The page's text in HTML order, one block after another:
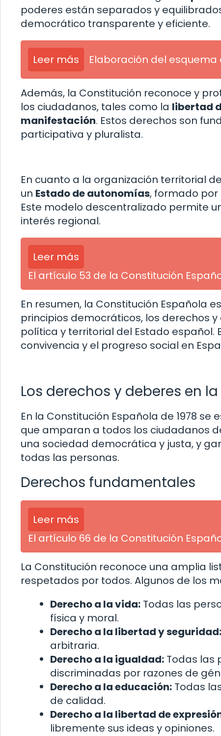
poderes están separados y
democrático transparente y eficiente.
Leer más Elaboración del
Además, la Constitución reconoce y
los ciudadanos, tales como la libertad
manifestación. Estos derechos son
participativa y pluralista.
En cuanto a la organización territorial
un Estado de autonomías, formado por
Este modelo descentralizado permite
interés regional.
Leer más
El artículo 53 de la Constitución
En resumen, la Constitución Española
principios democráticos, los derechos
política y territorial del Estado
convivencia y el progreso social en
Los derechos y deberes en
En la Constitución Española de 1978
que amparan a todos los ciudadanos
una sociedad democrática y justa, y
todas las personas.
Derechos fundamentales
Leer más
El artículo 66 de la Constitución
La Constitución reconoce una amplia
respetados por todos. Algunos de los
Derecho a la vida: Todas las
física y moral.
Derecho a la libertad y seguridad:
arbitraria.
Derecho a la igualdad: Todas las
discriminadas por razones de
Derecho a la educación: Todas
de calidad.
Derecho a la libertad de
libremente sus ideas y opiniones.